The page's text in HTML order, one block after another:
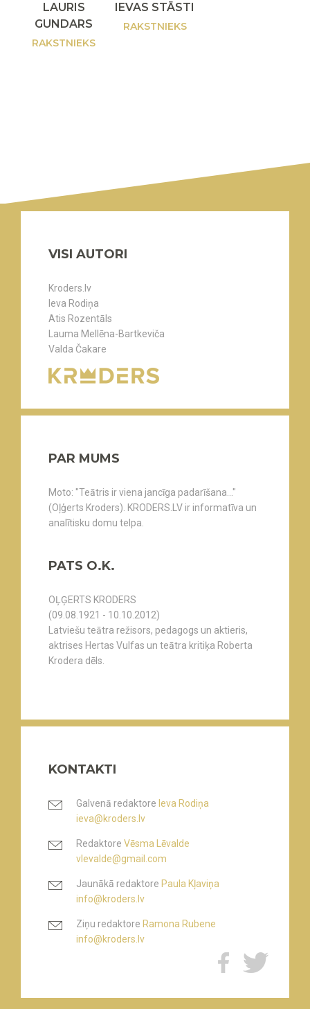
LAURIS
GUNDARS
RAKSTNIEKS
IEVAS STĀSTI
RAKSTNIEKS
VISI AUTORI
Kroders.lv
Ieva Rodiņa
Atis Rozentāls
Lauma Mellēna-Bartkeviča
Valda Čakare
PAR MUMS
Moto: "Teātris ir viena jancīga padarīšana..."
(Oļģerts Kroders). KRODERS.LV ir informatīva un
analītisku domu telpa.
PATS O.K.
OĻĢERTS KRODERS
(09.08.1921 - 10.10.2012)
Latviešu teātra režisors, pedagogs un aktieris,
aktrises Hertas Vulfas un teātra kritiķa Roberta
Krodera dēls.
KONTAKTI
Galvenā redaktore Ieva Rodiņa
ieva@kroders.lv
Redaktore Vēsma Lēvalde
vlevalde@gmail.com
Jaunākā redaktore Paula Kļaviņa
info@kroders.lv
Ziņu redaktore Ramona Rubene
info@kroders.lv